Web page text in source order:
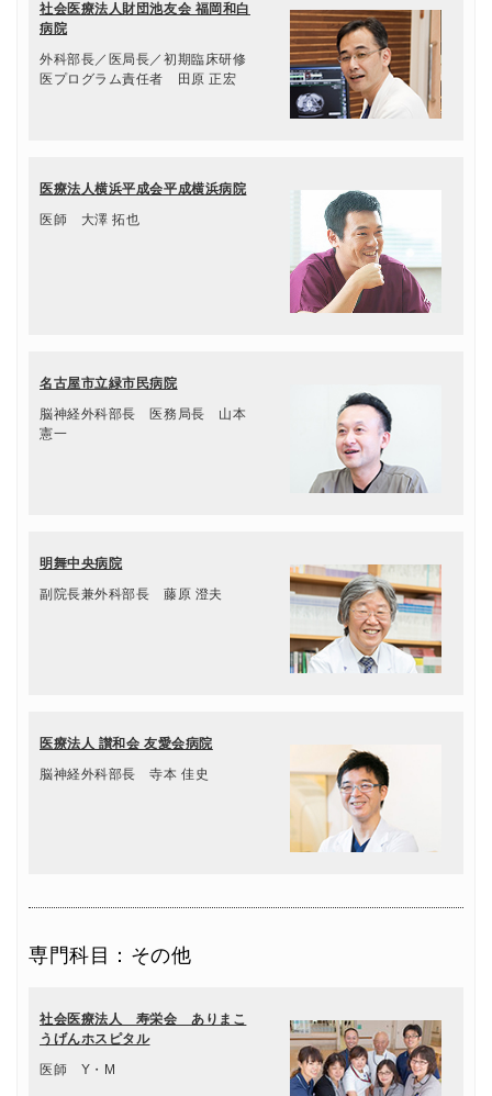
社会医療法人財団池友会 福岡和白
病院
外科部長／医局長／初期臨床研修
医プログラム責任者 田原 正宏
医療法人横浜平成会平成横浜病院
医師 大澤 拓也
名古屋市立緑市民病院
脳神経外科部長 医務局長 山本
憲一
明舞中央病院
副院長兼外科部長 藤原 澄夫
医療法人 讃和会 友愛会病院
脳神経外科部長 寺本 佳史
専門科目：その他
社会医療法人 寿栄会 ありまこ
うげんホスピタル
医師 Y・M